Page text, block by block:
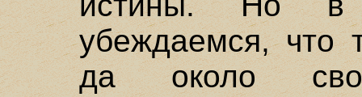
убеждаемся, что
да около